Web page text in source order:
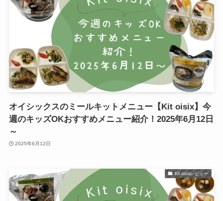
オイシックスのミールキットメニュー【Kit oisix】今
週のキッズOKおすすめメニュー紹介！2025年6月12日
～
2025年6月12日
Kit oisixレビュー